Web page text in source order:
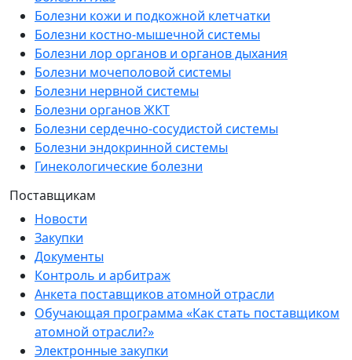
Болезни кожи и подкожной клетчатки
Болезни костно-мышечной системы
Болезни лор органов и органов дыхания
Болезни мочеполовой системы
Болезни нервной системы
Болезни органов ЖКТ
Болезни сердечно-сосудистой системы
Болезни эндокринной системы
Гинекологические болезни
Поставщикам
Новости
Закупки
Документы
Контроль и арбитраж
Анкета поставщиков атомной отрасли
Обучающая программа «Как стать поставщиком
атомной отрасли?»
Электронные закупки